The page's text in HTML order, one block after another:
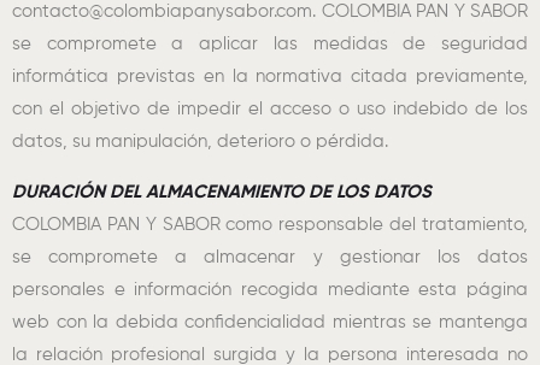
contacto@colombiapanysabor.com. COLOMBIA PAN Y SABOR
se compromete a aplicar las medidas de seguridad
informática previstas en la normativa citada previamente,
con el objetivo de impedir el acceso o uso indebido de los
datos, su manipulación, deterioro o pérdida.
DURACIÓN DEL ALMACENAMIENTO DE LOS DATOS
COLOMBIA PAN Y SABOR como responsable del tratamiento,
se compromete a almacenar y gestionar los datos
personales e información recogida mediante esta página
web con la debida confidencialidad mientras se mantenga
la relación profesional surgida y la persona interesada no